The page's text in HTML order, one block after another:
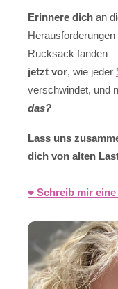
Erinnere dich an
Rucksack fanden
jetzt vor, wie jeder
verschwindet, und
das?
Lass uns
dich von alten
❤️ Schreib mir eine